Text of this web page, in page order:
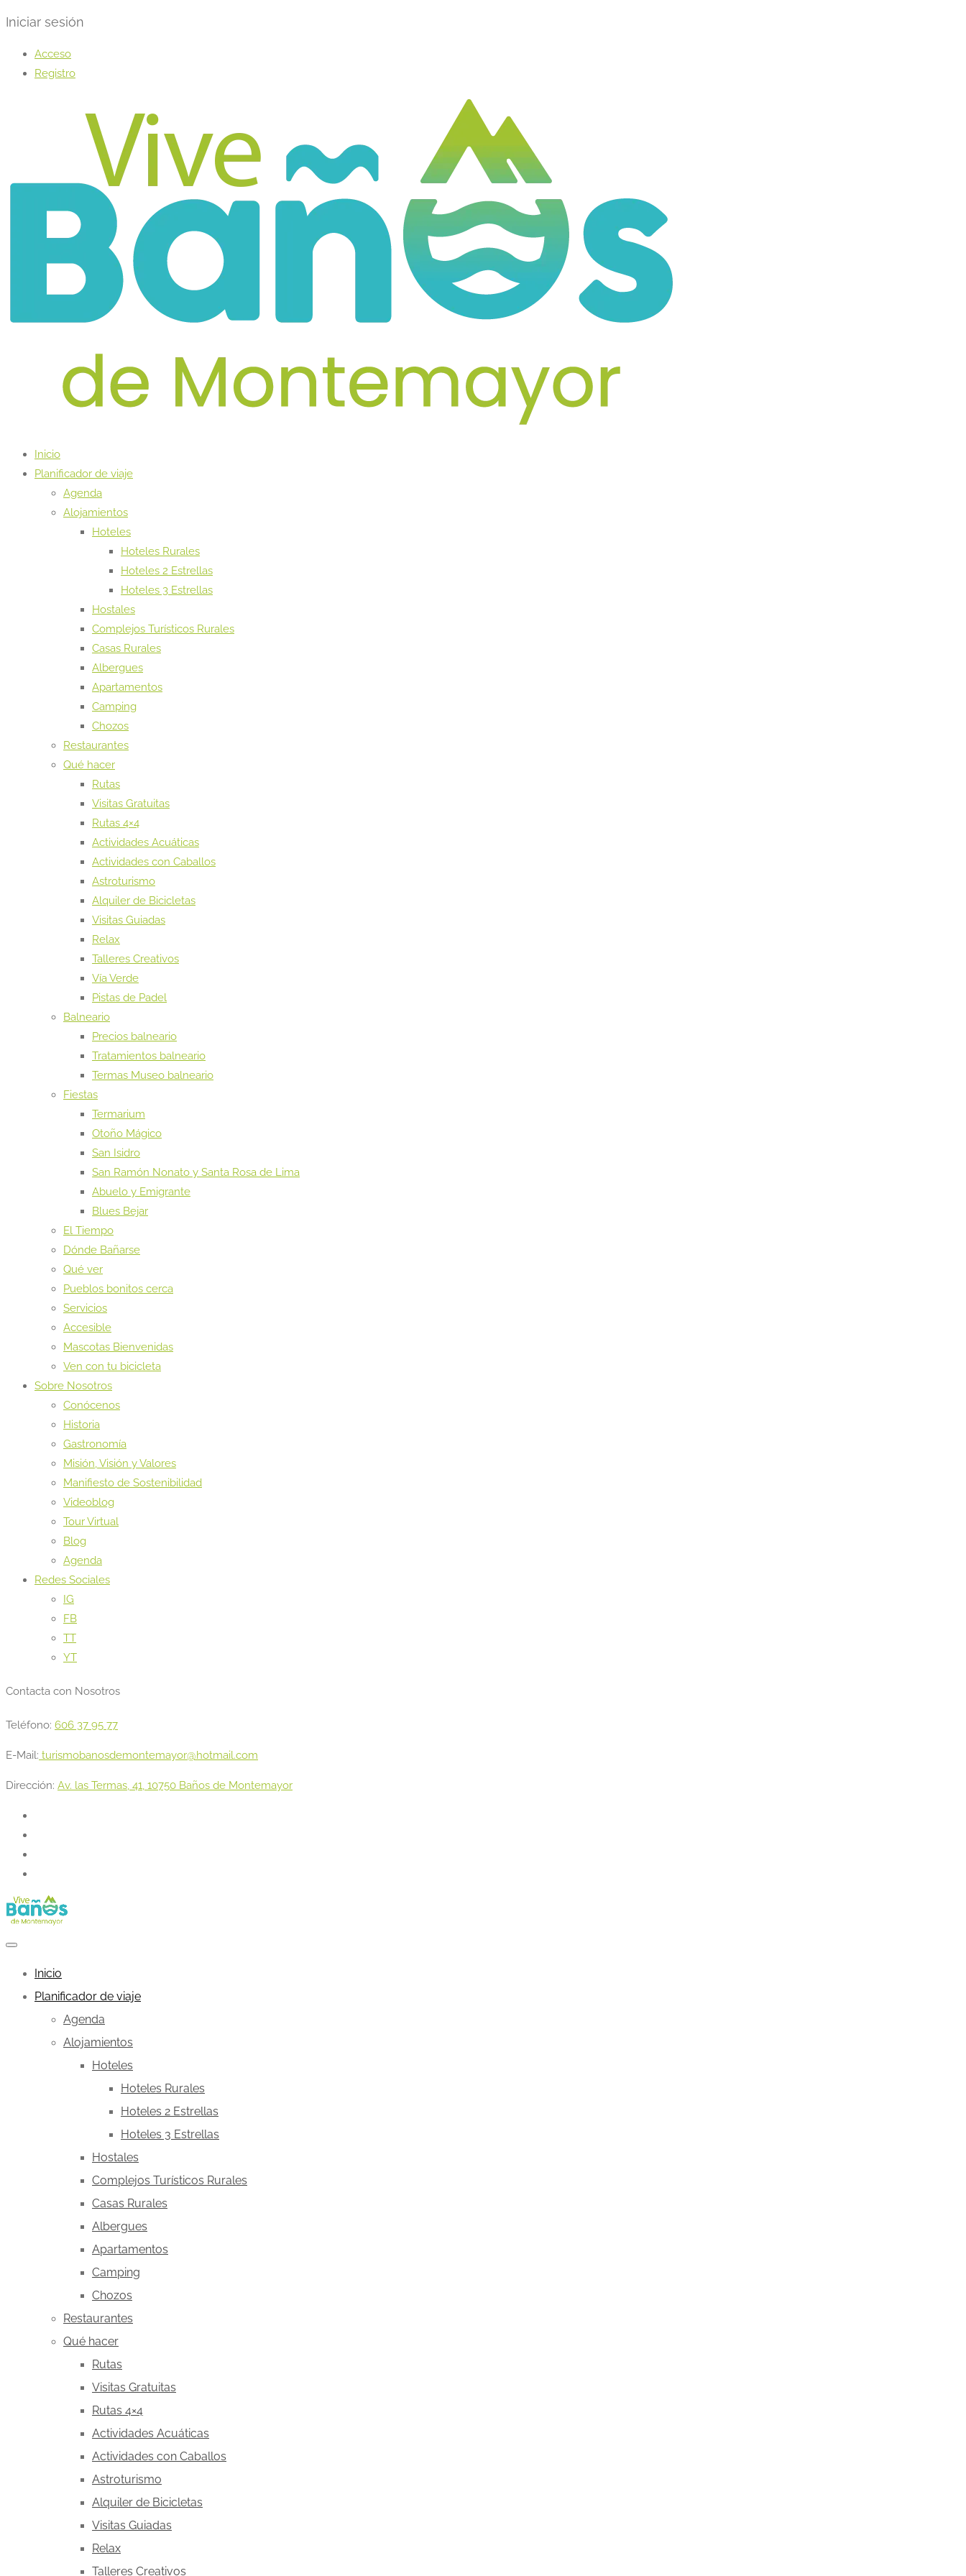
Iniciar sesión
Acceso
Registro
Inicio
Planificador de viaje
Agenda
Alojamientos
Hoteles
Hoteles Rurales
Hoteles 2 Estrellas
Hoteles 3 Estrellas
Hostales
Complejos Turísticos Rurales
Casas Rurales
Albergues
Apartamentos
Camping
Chozos
Restaurantes
Qué hacer
Rutas
Visitas Gratuitas
Rutas 4×4
Actividades Acuáticas
Actividades con Caballos
Astroturismo
Alquiler de Bicicletas
Visitas Guiadas
Relax
Talleres Creativos
Vía Verde
Pistas de Padel
Balneario
Precios balneario
Tratamientos balneario
Termas Museo balneario
Fiestas
Termarium
Otoño Mágico
San Isidro
San Ramón Nonato y Santa Rosa de Lima
Abuelo y Emigrante
Blues Bejar
El Tiempo
Dónde Bañarse
Qué ver
Pueblos bonitos cerca
Servicios
Accesible
Mascotas Bienvenidas
Ven con tu bicicleta
Sobre Nosotros
Conócenos
Historia
Gastronomía
Misión, Visión y Valores
Manifiesto de Sostenibilidad
Videoblog
Tour Virtual
Blog
Agenda
Redes Sociales
IG
FB
TT
YT
Contacta con Nosotros
Teléfono: 606 37 95 77
E-Mail: turismobanosdemontemayor@hotmail.com
Dirección: Av. las Termas, 41, 10750 Baños de Montemayor
Inicio
Planificador de viaje
Agenda
Alojamientos
Hoteles
Hoteles Rurales
Hoteles 2 Estrellas
Hoteles 3 Estrellas
Hostales
Complejos Turísticos Rurales
Casas Rurales
Albergues
Apartamentos
Camping
Chozos
Restaurantes
Qué hacer
Rutas
Visitas Gratuitas
Rutas 4×4
Actividades Acuáticas
Actividades con Caballos
Astroturismo
Alquiler de Bicicletas
Visitas Guiadas
Relax
Talleres Creativos